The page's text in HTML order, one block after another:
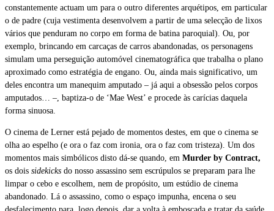
constantemente actuam um para o outro diferentes arquétipos, em particular
o de padre (cuja vestimenta desenvolvem a partir de uma selecção de lixos
vários que penduram no corpo em forma de batina paroquial). Ou, por
exemplo, brincando em carcaças de carros abandonadas, os personagens
simulam uma perseguição automóvel cinematográfica que trabalha o plano
aproximado como estratégia de engano. Ou, ainda mais significativo, um
deles encontra um manequim amputado – já aqui a obsessão pelos corpos
amputados… –, baptiza-o de ‘Mae West’ e procede às carícias daquela
forma sinuosa.
O cinema de Lerner está pejado de momentos destes, em que o cinema se
olha ao espelho (e ora o faz com ironia, ora o faz com tristeza). Um dos
momentos mais simbólicos disto dá-se quando, em Murder by Contract,
os dois sidekicks do nosso assassino sem escrúpulos se preparam para lhe
limpar o cebo e escolhem, nem de propósito, um estúdio de cinema
abandonado. Lá o assassino, como o espaço impunha, encena o seu